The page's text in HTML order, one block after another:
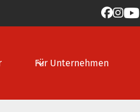

Für Unternehmen